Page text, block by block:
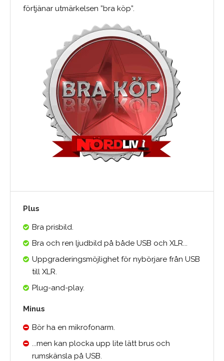
förtjänar utmärkelsen ”bra köp”.
Plus
Bra prisbild.
Bra och ren ljudbild på både USB och XLR...
Uppgraderingsmöjlighet för nybörjare från USB
till XLR.
Plug-and-play.
Minus
Bör ha en mikrofonarm.
...men kan plocka upp lite lätt brus och
rumskänsla på USB.